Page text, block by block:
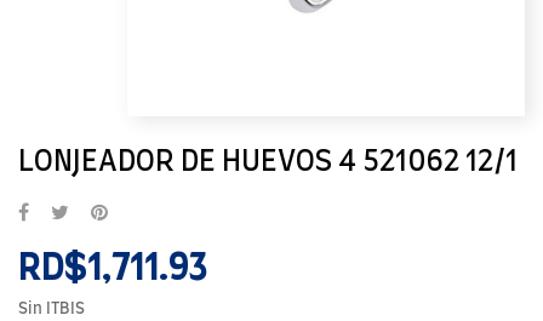
LONJEADOR DE HUEVOS 4 521062 12/1
RD$1,711.93
Sin ITBIS